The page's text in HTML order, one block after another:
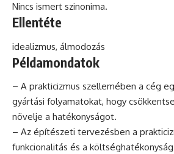
Nincs ismert szinonima.
Ellentéte
idealizmus, álmodozás
Példamondatok
– A prakticizmus szellemében a cég
gyártási folyamatokat, hogy
növelje a hatékonyságot.
– Az építészeti tervezésben a
funkcionalitás és a